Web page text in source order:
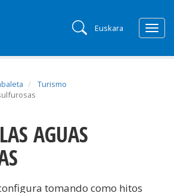
Euskara
Turismo
tomando como hitos